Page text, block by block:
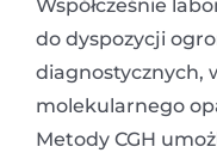
Współcześnie
do dyspozycji
diagnostycznych,
molekularnego
Metody CGH